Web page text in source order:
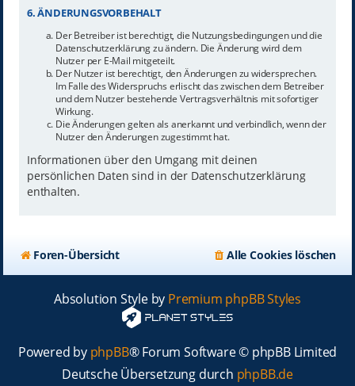
6. ÄNDERUNGSVORBEHALT
Der Betreiber ist berechtigt, die Nutzungsbedingungen und die
Datenschutzerklärung zu ändern. Die Änderung wird dem
Nutzer per E-Mail mitgeteilt.
Der Nutzer ist berechtigt, den Änderungen zu widersprechen.
Im Falle des Widerspruchs erlischt das zwischen dem Betreiber
und dem Nutzer bestehende Vertragsverhältnis mit sofortiger
Wirkung.
Die Änderungen gelten als anerkannt und verbindlich, wenn der
Nutzer den Änderungen zugestimmt hat.
Informationen über den Umgang mit deinen
persönlichen Daten sind in der Datenschutzerklärung
enthalten.
Foren-Übersicht Alle Cookies löschen
Absolution Style by Premium phpBB Styles
Powered by phpBB® Forum Software © phpBB Limited
Deutsche Übersetzung durch phpBB.de